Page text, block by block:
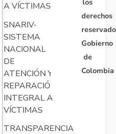
A VÍCTIMAS
SNARIV-
SISTEMA
NACIONAL
DE
ATENCIÓN Y
REPARACIÓN
INTEGRAL A
VÍCTIMAS
TRANSPARENCIA
derechos
Gobierno
de
Colombia